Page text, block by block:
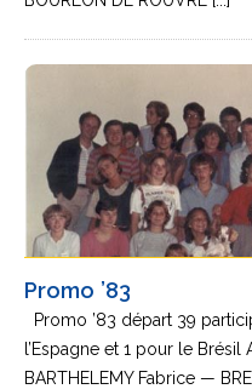
Promo ’83
Promo ’83 départ 39
l’Espagne et 1 pour le
BARTHELEMY Fabrice —